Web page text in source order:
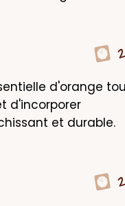
d'orange
d'incorporer
et durable.